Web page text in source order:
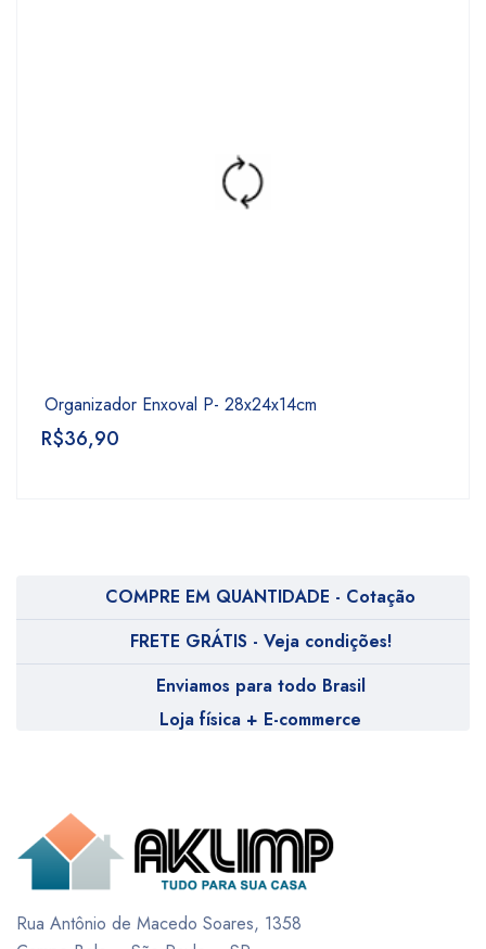
Organizador Enxoval P- 28x24x14cm
R$36,90
COMPRE EM QUANTIDADE - Cotação
FRETE GRÁTIS - Veja condições!
Enviamos para todo Brasil
Loja física + E-commerce
Rua Antônio de Macedo Soares, 1358